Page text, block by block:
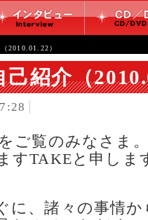
2010.01.22）
紹介（
ご覧のみなさま
すTAKEと申しま
に、諸々の事情